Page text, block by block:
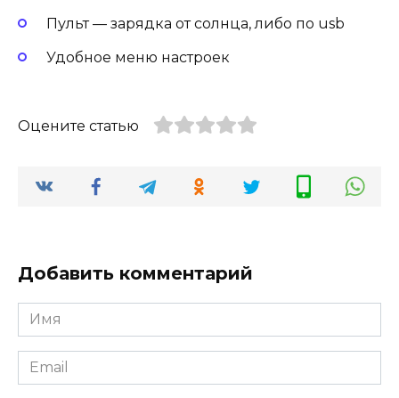
Пульт — зарядка от солнца, либо по usb
Удобное меню настроек
Оцените статью
Добавить комментарий
Имя
Email